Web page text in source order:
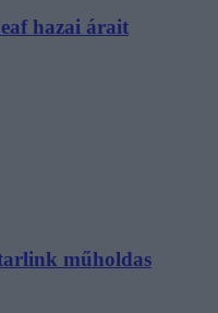
hazai árait
műholdas